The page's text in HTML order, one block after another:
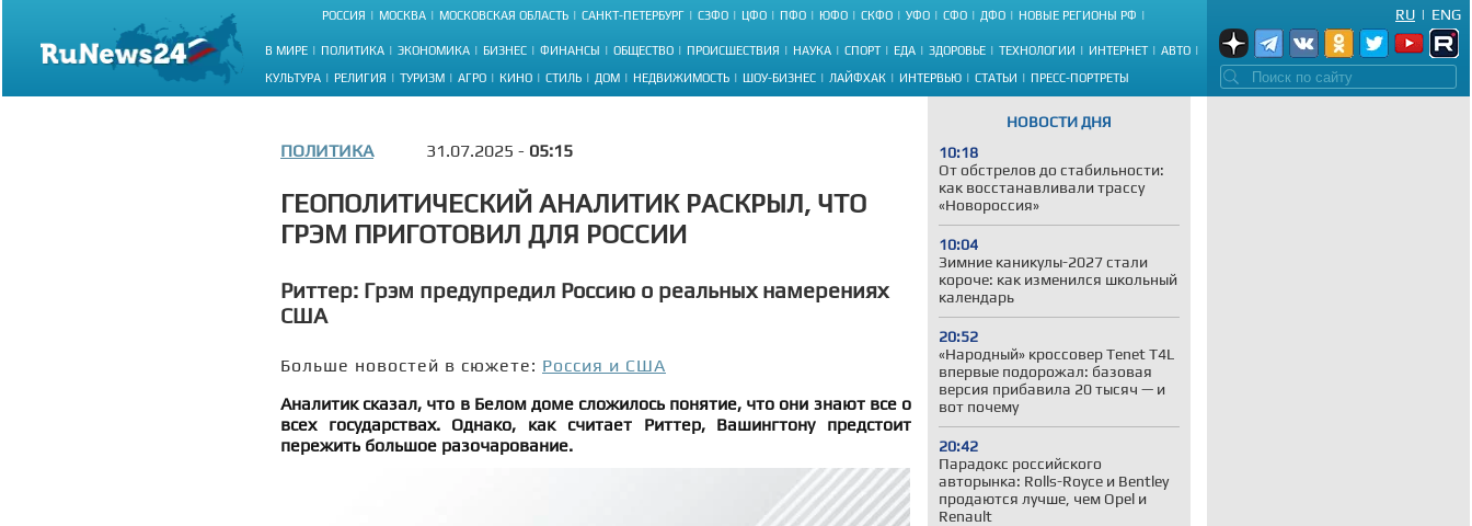
РОССИЯ МОСКВА МОСКОВСКАЯ ОБЛАСТЬ САНКТ-ПЕТЕРБУРГ СЗФО ЦФО ПФО ЮФО СКФО УФО СФО ДФО НОВЫЕ РЕГИОНЫ РФ
В МИРЕ ПОЛИТИКА ЭКОНОМИКА БИЗНЕС ФИНАНСЫ ОБЩЕСТВО ПРОИСШЕСТВИЯ НАУКА СПОРТ ЕДА ЗДОРОВЬЕ ТЕХНОЛОГИИ ИНТЕРНЕТ АВТО
КУЛЬТУРА РЕЛИГИЯ ТУРИЗМ АГРО КИНО СТИЛЬ ДОМ НЕДВИЖИМОСТЬ ШОУ-БИЗНЕС ЛАЙФХАК ИНТЕРВЬЮ СТАТЬИ ПРЕСС-ПОРТРЕТЫ
ENG
|
RU
НОВОСТИ ДНЯ
10:18
От обстрелов до стабильности:
как восстанавливали трассу
«Новороссия»
10:04
Зимние каникулы-2027 стали
короче: как изменился школьный
календарь
20:52
«Народный» кроссовер Tenet T4L
впервые подорожал: базовая
версия прибавила 20 тысяч — и
вот почему
20:42
Парадокс российского
авторынка: Rolls-Royce и Bentley
продаются лучше, чем Opel и
Renault
ПОЛИТИКА 31.07.2025 - 05:15
ГЕОПОЛИТИЧЕСКИЙ АНАЛИТИК РАСКРЫЛ, ЧТО
ГРЭМ ПРИГОТОВИЛ ДЛЯ РОССИИ
Риттер: Грэм предупредил Россию о реальных намерениях
США
Больше новостей в сюжете: Россия и США
Аналитик сказал, что в Белом доме сложилось понятие, что они знают все о
всех государствах. Однако, как считает Риттер, Вашингтону предстоит
пережить большое разочарование.